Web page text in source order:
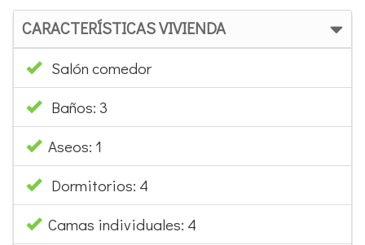
Aseos: 1
Dormitorios: 4
Camas individuales: 4
Cama matrimonio (min. 135 cm): 1
EQUIPAMIENTO
Aire acondicionado